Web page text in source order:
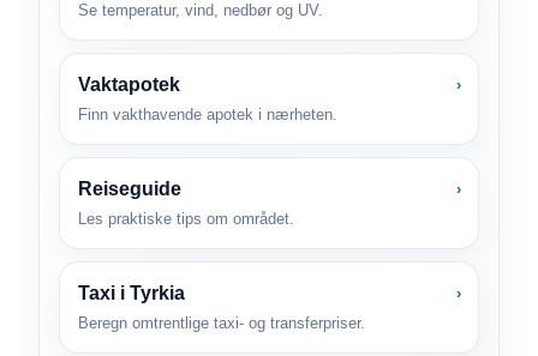
Se temperatur, vind, nedbør og UV.
Vaktapotek
Finn vakthavende apotek i nærheten.
›
Reiseguide
Les praktiske tips om området.
›
Taxi i Tyrkia
Beregn omtrentlige taxi- og transferpriser.
›